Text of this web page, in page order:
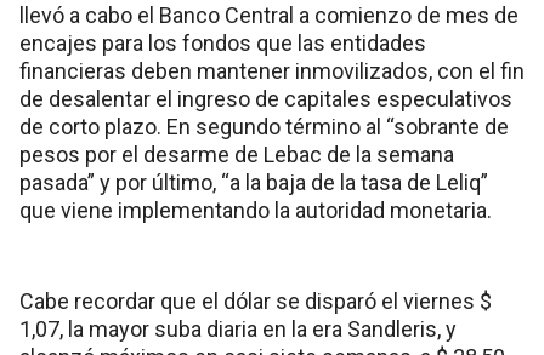
llevó a cabo el Banco Central a comienzo de mes de
encajes para los fondos que las entidades
financieras deben mantener inmovilizados, con el fin
de desalentar el ingreso de capitales especulativos
de corto plazo. En segundo término al “sobrante de
pesos por el desarme de Lebac de la semana
pasada” y por último, “a la baja de la tasa de Leliq”
que viene implementando la autoridad monetaria.
Cabe recordar que el dólar se disparó el viernes $
1,07, la mayor suba diaria en la era Sandleris, y